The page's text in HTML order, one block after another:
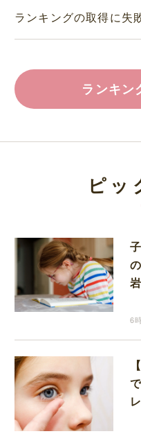
ランキングの取得に失
ランキン
ピッ
6